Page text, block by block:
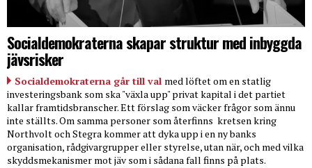
Socialdemokraterna skapar struktur med inbyggda
jävsrisker
Socialdemokraterna går till val med löftet om en statlig
investeringsbank som ska "växla upp" privat kapital i det partiet
kallar framtidsbranscher. Ett förslag som väcker frågor som ännu
inte ställts. Om samma personer som återfinns kretsen kring
Northvolt och Stegra kommer att dyka upp i en ny banks
organisation, rådgivargrupper eller styrelse, utan när, och med vilka
skyddsmekanismer mot jäv som i sådana fall finns på plats.